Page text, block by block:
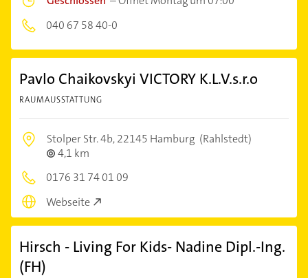
040 67 58 40-0
Pavlo Chaikovskyi VICTORY K.L.V.s.r.o
RAUMAUSSTATTUNG
Stolper Str. 4b,22145 Hamburg (Rahlstedt)
4,1 km
0176 31 74 01 09
Webseite
Hirsch - Living For Kids- Nadine Dipl.-Ing.
(FH)